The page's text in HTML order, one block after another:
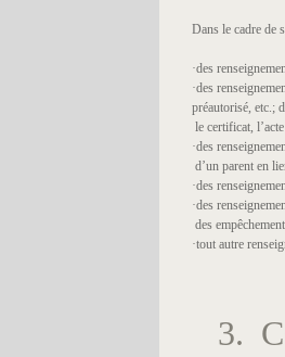
Dans le cadre de
·des
·des
préautorisé, etc.;
le certificat,
·des
d’un parent en
·des
·des
des
·tout autre
3.